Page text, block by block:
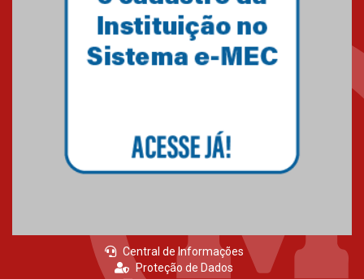
Central de Informações
Proteção de Dados